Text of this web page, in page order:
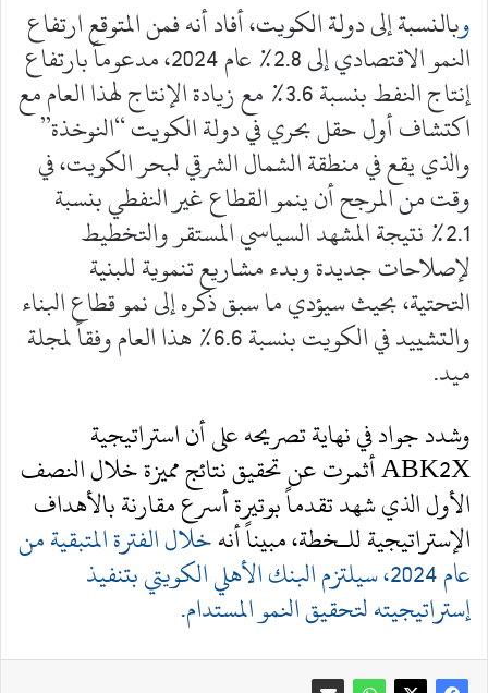
وبالنسبة إلى دولة الكويت، أفاد أنه فمن المتوقع ارتفاع
النمو الاقتصادي إلى 2.8% عام 2024، مدعوماً بارتفاع
إنتاج النفط بنسبة 3.6% مع زيادة الإنتاج لهذا العام مع
اكتشاف أول حقل بحري في دولة الكويت “النوخذة”
والذي يقع في منطقة الشمال الشرقي لبحر الكويت، في
وقت من المرجح أن ينمو القطاع غير النفطي بنسبة
2.1% نتيجة المشهد السياسي المستقر والتخطيط
لإصلاحات جديدة وبدء مشاريع تنموية للبنية
التحتية، بحيث سيؤدي ما سبق ذكره إلى نمو قطاع البناء
والتشييد في الكويت بنسبة 6.6% هذا العام وفقاً لمجلة
ميد.
وشدد جواد في نهاية تصريحه على أن استراتيجية
ABK2X أثمرت عن تحقيق نتائج مميزة خلال النصف
الأول الذي شهد تقدماً بوتيرة أسرع مقارنة بالأهداف
الإستراتيجية للـخطة، مبيناً أنهخلال الفترة المتبقية من
عام 2024، سيلتزم البنك الأهلي الكويتي بتنفيذ
إستراتيجيته لتحقيق النمو المستدام.